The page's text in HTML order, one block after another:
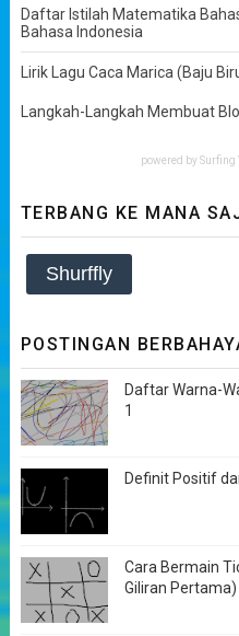
Daftar Istilah Matematika
Bahasa Indonesia
Lirik Lagu Caca Marica (Baju
Langkah-Langkah Membuat
powered by Surfing
TERBANG KE MANA
Shurffly
POSTINGAN
Daftar Warna-
1
Definit Positif
Cara Bermain
Giliran Pertama)